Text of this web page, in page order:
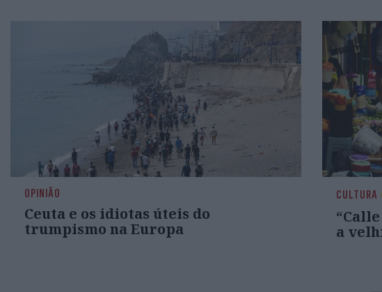
OPINIÃO
Ceuta e os idiotas úteis do
trumpismo na Europa
CULTURA
a